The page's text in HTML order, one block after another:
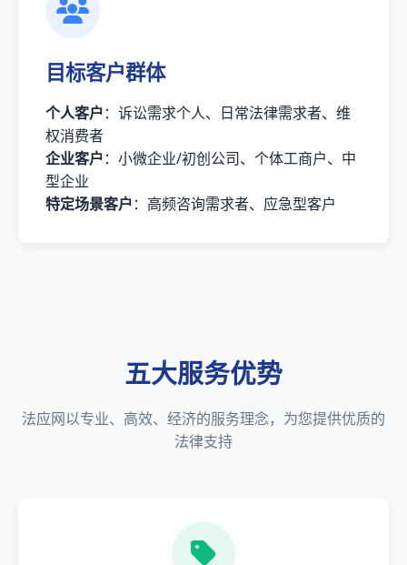
目标客户群体
个人客户：诉讼需求个人、日常法律需求者、维
权消费者
企业客户：小微企业/初创公司、个体工商户、中
型企业
特定场景客户：高频咨询需求者、应急型客户
五大服务优势
法应网以专业、高效、经济的服务理念，为您提供优质的
法律支持